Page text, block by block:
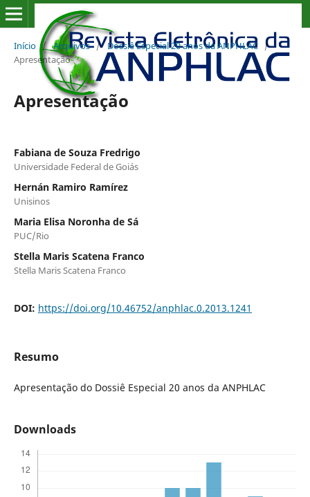
Início / Arquivos / Dossiê Especial 20 anos da ANPHLAC /
Apresentação
Apresentação
Fabiana de Souza Fredrigo
Universidade Federal de Goiás
Hernán Ramiro Ramírez
Unisinos
Maria Elisa Noronha de Sá
PUC/Rio
Stella Maris Scatena Franco
Stella Maris Scatena Franco
DOI: https://doi.org/10.46752/anphlac.0.2013.1241
Resumo
Apresentação do Dossiê Especial 20 anos da ANPHLAC
Downloads